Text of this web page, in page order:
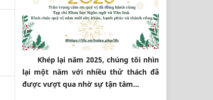
Khép lại năm 2025, chúng tôi nhìn
lại một năm với nhiều thử thách đã
được vượt qua nhờ sự tận tâm...